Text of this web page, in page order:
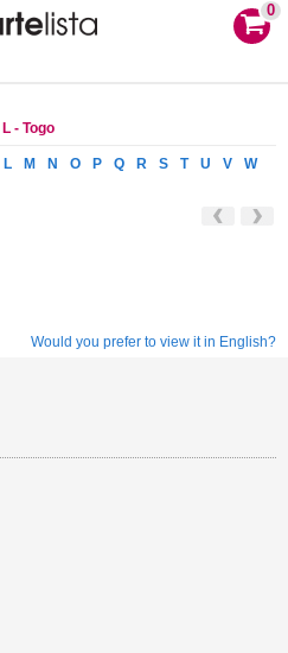
0
L - Togo
L M N O P Q R S T U V
W
Would you prefer to view it in English?